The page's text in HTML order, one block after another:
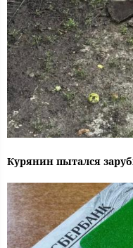
Курянин пытался